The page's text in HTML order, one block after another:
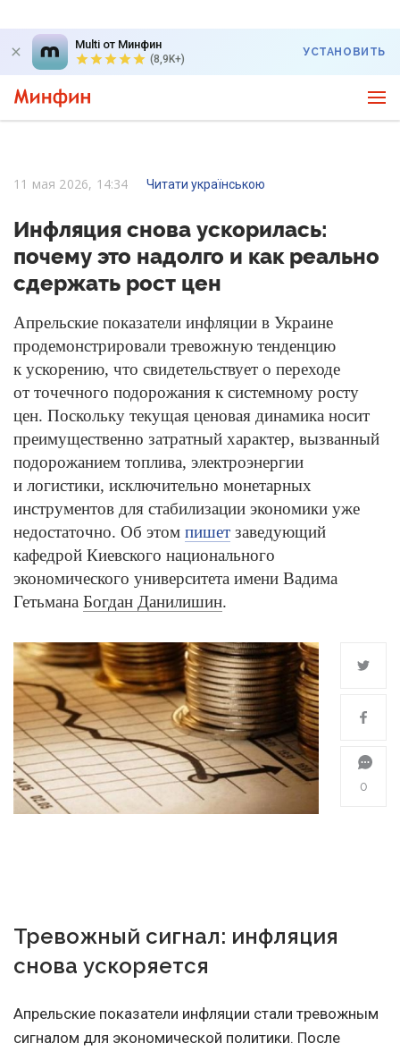
Multi от Минфин
(8,9K+)
УСТАНОВИТЬ
11 мая 2026, 14:34 Читати українською
Инфляция снова ускорилась:
почему это надолго и как реально
сдержать рост цен
Апрельские показатели инфляции в Украине
продемонстрировали тревожную тенденцию
к ускорению, что свидетельствует о переходе
от точечного подорожания к системному росту
цен. Поскольку текущая ценовая динамика носит
преимущественно затратный характер, вызванный
подорожанием топлива, электроэнергии
и логистики, исключительно монетарных
инструментов для стабилизации экономики уже
недостаточно. Об этом пишет заведующий
кафедрой Киевского национального
экономического университета имени Вадима
Гетьмана Богдан Данилишин.
0
Тревожный сигнал: инфляция
снова ускоряется
Апрельские показатели инфляции стали тревожным
сигналом для экономической политики. После